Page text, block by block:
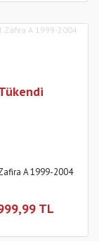
A 1999-2004
TL